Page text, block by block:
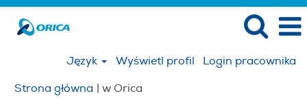
Język Wyświetl profil
Login pracownika
Strona główna | w Orica